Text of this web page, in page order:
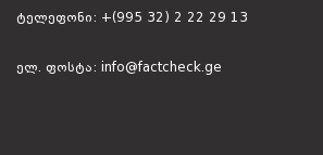
ტელეფონი: +(995 32) 2 22 29 13
ელ. ფოსტა: info@factcheck.ge